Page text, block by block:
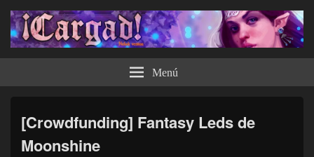
¡Cargad! Menú
[Crowdfunding] Fantasy Leds de
Moonshine